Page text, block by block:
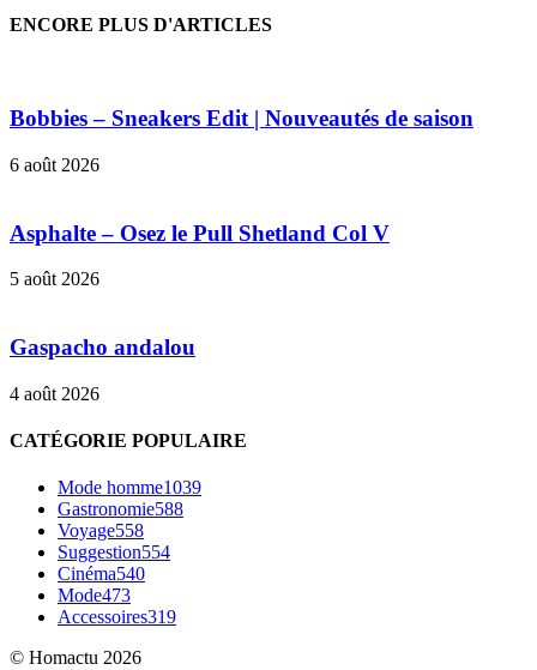
ENCORE PLUS D'ARTICLES
Bobbies – Sneakers Edit | Nouveautés de saison
6 août 2026
Asphalte – Osez le Pull Shetland Col V
5 août 2026
Gaspacho andalou
4 août 2026
CATÉGORIE POPULAIRE
Mode homme1039
Gastronomie588
Voyage558
Suggestion554
Cinéma540
Mode473
Accessoires319
© Homactu 2026